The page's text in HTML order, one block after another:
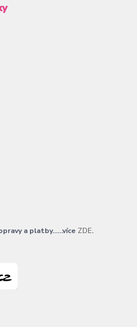
a platby......více ZDE.